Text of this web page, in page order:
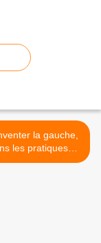
la gauche,
les pratiques
avec les